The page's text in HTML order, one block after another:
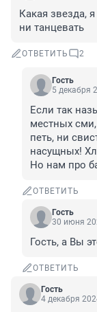
Какая звезда,
ни танцевать
ОТВЕТИТЬ 2
Гость
5 декабря
Если так
местных
петь, ни
насущных!
Но нам про
ОТВЕТИТЬ
Гость
30 июня
Гость, а Вы
ОТВЕТИТЬ
Гость
4 декабря